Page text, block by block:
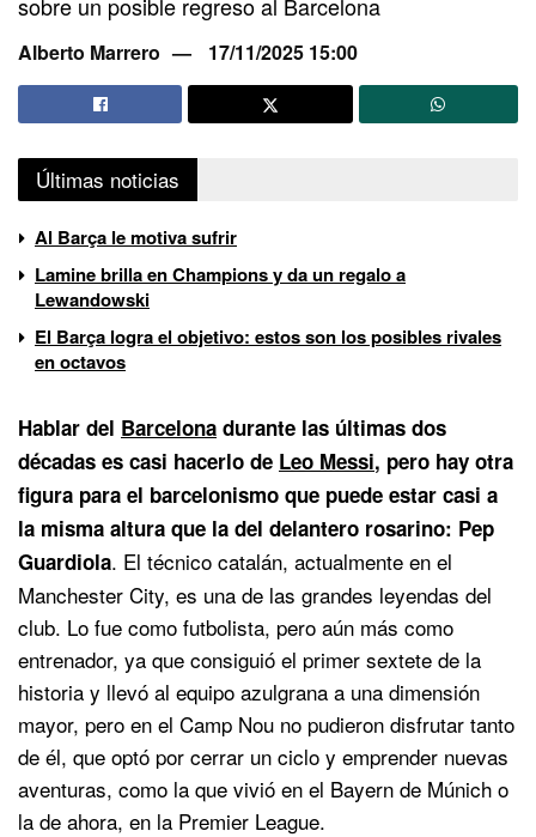
Alberto Marrero 17/11/2025 15:00
Últimas noticias
Al Barça le motiva sufrir
Lamine brilla en Champions y da un regalo a
Lewandowski
El Barça logra el objetivo: estos son los posibles rivales
en octavos
Hablar del Barcelona durante las últimas dos
décadas es casi hacerlo de Leo Messi, pero hay otra
figura para el barcelonismo que puede estar casi a
la misma altura que la del delantero rosarino: Pep
Guardiola. El técnico catalán, actualmente en el
Manchester City, es una de las grandes leyendas del
club. Lo fue como futbolista, pero aún más como
entrenador, ya que consiguió el primer sextete de la
historia y llevó al equipo azulgrana a una dimensión
mayor, pero en el Camp Nou no pudieron disfrutar tanto
de él, que optó por cerrar un ciclo y emprender nuevas
aventuras, como la que vivió en el Bayern de Múnich o
la de ahora, en la Premier League.